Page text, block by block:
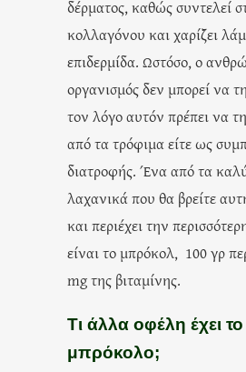
δέρματος, καθώς συντελεί
κολλαγόνου και χαρίζει
επιδερμίδα. Ωστόσο, ο
οργανισμός δεν μπορεί να
τον λόγο αυτόν πρέπει να
από τα τρόφιμα είτε ως
διατροφής. Ένα από τα
λαχανικά που θα βρείτε
και περιέχει την
είναι το μπρόκολ, 100 γρ
mg της βιταμίνης.
Τι άλλα οφέλη έχει το
μπρόκολο;